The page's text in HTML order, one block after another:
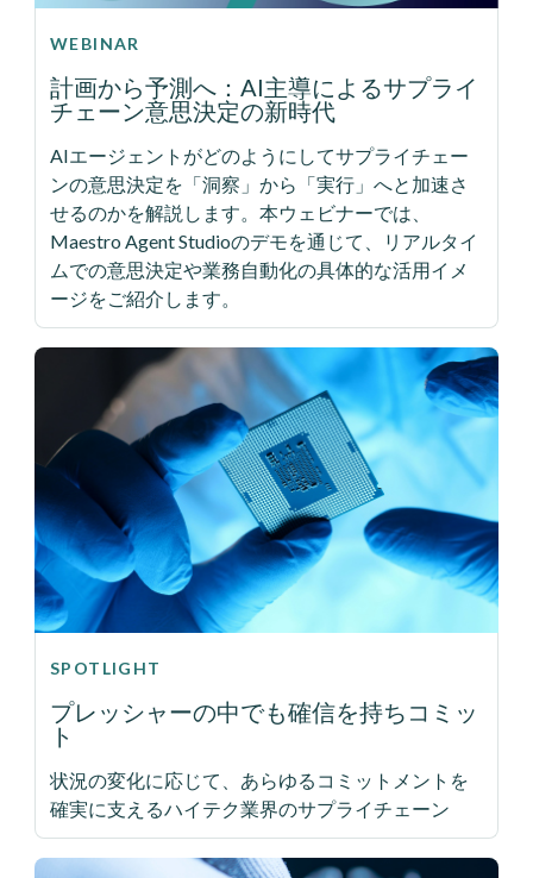
計画から予測へ：AI主導によるサプライ
チェーン意思決定の新時代
AIエージェントがどのようにしてサプライチェー
ンの意思決定を「洞察」から「実行」へと加速さ
せるのかを解説します。本ウェビナーでは、
Maestro Agent Studioのデモを通じて、リアルタイ
ムでの意思決定や業務自動化の具体的な活用イメ
ージをご紹介します。
WEBINAR
プレッシャーの中でも確信を持ちコミッ
ト
状況の変化に応じて、あらゆるコミットメントを
確実に支えるハイテク業界のサプライチェーン
SPOTLIGHT